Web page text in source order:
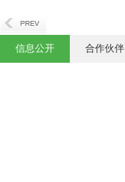
信息公开 合作伙伴